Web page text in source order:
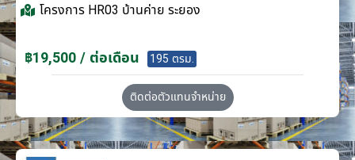
โครงการ HR03 บ้านค่าย ระยอง
฿19,500 / ต่อเดือน 195 ตรม.
ติดต่อตัวแทนจำหน่าย